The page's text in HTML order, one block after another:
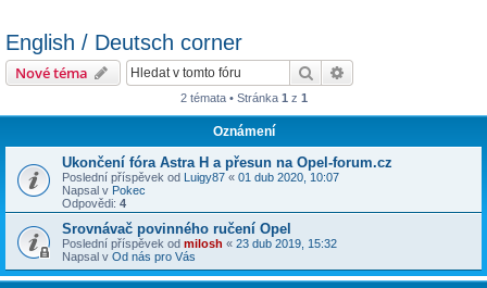
English / Deutsch corner
Nové téma Hledat
2 témata • Stránka 1 z 1
Oznámení
Ukončení fóra Astra H a přesun na Opel-forum.cz
Poslední příspěvek od Luigy87 « 01 dub 2020, 10:07
Napsal v Pokec
Odpovědi: 4
Srovnávač povinného ručení Opel
Poslední příspěvek od milosh « 23 dub 2019, 15:32
Napsal v Od nás pro Vás